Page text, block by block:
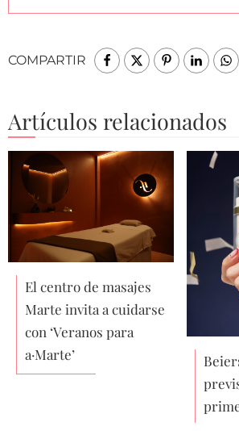
COMPARTIR
Artículos relacionados
El centro de masajes
Marte invita a cuidarse
con ‘Veranos para
a·Marte’